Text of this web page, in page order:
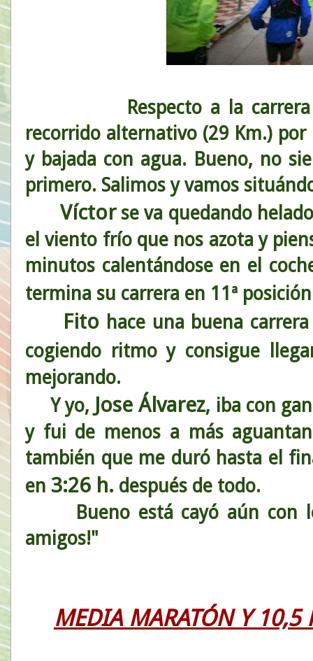
Respecto a la carrera
recorrido alternativo (29 Km.)
y bajada con agua. Bueno, no
primero. Salimos y vamos
Víctorse va quedando
el viento frío que nos azota y
minutos calentándose en el
termina su carrera en 11ª
Fito hace una buena
cogiendo ritmo y consigue
mejorando.
Y yo, Jose Álvarez, iba con
y fui de menos a más
también que me duró hasta el
en 3:26 h. después de todo.
Bueno está cayó aún con
amigos!"
MEDIA MARATÓN Y